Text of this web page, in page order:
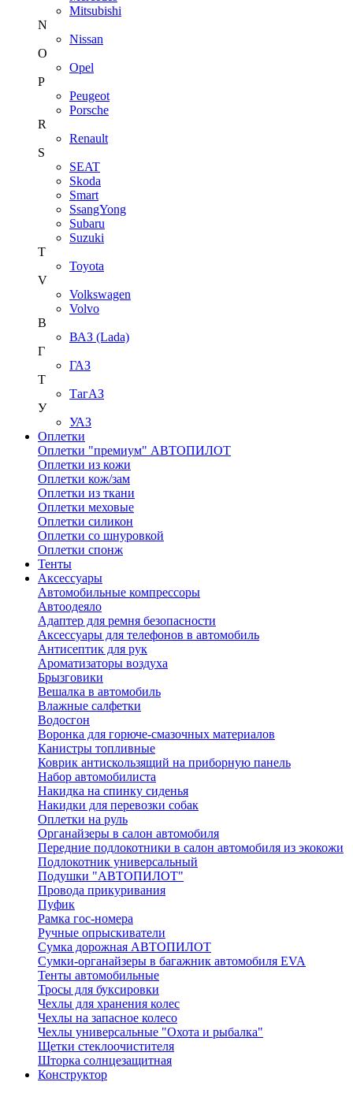
Mitsubishi
N
Nissan
O
Opel
P
Peugeot
Porsche
R
Renault
S
SEAT
Skoda
Smart
SsangYong
Subaru
Suzuki
T
Toyota
V
Volkswagen
Volvo
В
ВАЗ (Lada)
Г
ГАЗ
Т
ТагАЗ
У
УАЗ
Оплетки
Оплетки "премиум" АВТОПИЛОТ
Оплетки из кожи
Оплетки кож/зам
Оплетки из ткани
Оплетки меховые
Оплетки силикон
Оплетки со шнуровкой
Оплетки спонж
Тенты
Аксессуары
Автомобильные компрессоры
Автоодеяло
Адаптер для ремня безопасности
Аксессуары для телефонов в автомобиль
Антисептик для рук
Ароматизаторы воздуха
Брызговики
Вешалка в автомобиль
Влажные салфетки
Водосгон
Воронка для горюче-смазочных материалов
Канистры топливные
Коврик антискользящий на приборную панель
Набор автомобилиста
Накидка на спинку сиденья
Накидки для перевозки собак
Оплетки на руль
Органайзеры в салон автомобиля
Передние подлокотники в салон автомобиля из экокожи
Подлокотник универсальный
Подушки "АВТОПИЛОТ"
Провода прикуривания
Пуфик
Рамка гос-номера
Ручные опрыскиватели
Сумка дорожная АВТОПИЛОТ
Сумки-органайзеры в багажник автомобиля EVA
Тенты автомобильные
Тросы для буксировки
Чехлы для хранения колес
Чехлы на запасное колесо
Чехлы универсальные "Охота и рыбалка"
Щетки стеклоочистителя
Шторка солнцезащитная
Конструктор